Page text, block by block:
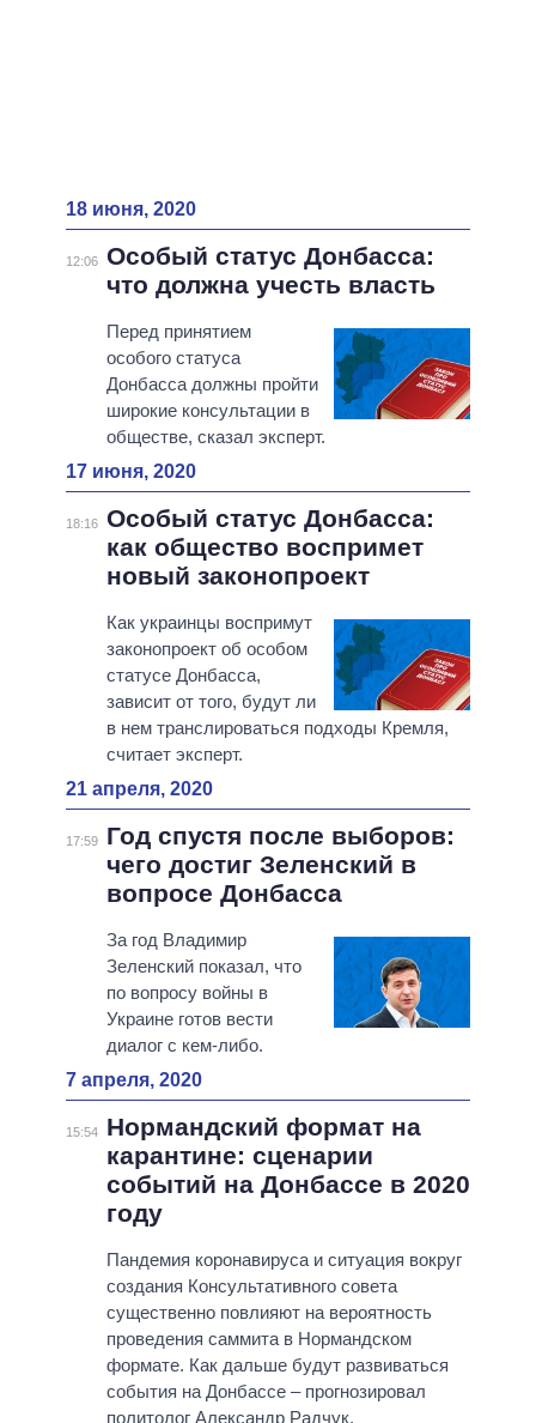
18 июня, 2020
12:06 Особый статус Донбасса:
что должна учесть власть
Перед принятием
особого статуса
Донбасса должны пройти
широкие консультации в
обществе, сказал эксперт.
17 июня, 2020
18:16 Особый статус Донбасса:
как общество воспримет
новый законопроект
Как украинцы воспримут
законопроект об особом
статусе Донбасса,
зависит от того, будут ли
в нем транслироваться подходы Кремля,
считает эксперт.
21 апреля, 2020
17:59
Год спустя после выборов:
чего достиг Зеленский в
вопросе Донбасса
За год Владимир
Зеленский показал, что
по вопросу войны в
Украине готов вести
диалог с кем-либо.
7 апреля, 2020
15:54
Нормандский формат на
карантине: сценарии
событий на Донбассе в 2020
году
Пандемия коронавируса и ситуация вокруг
создания Консультативного совета
существенно повлияют на вероятность
проведения саммита в Нормандском
формате. Как дальше будут развиваться
события на Донбассе – прогнозировал
политолог Александр Радчук.